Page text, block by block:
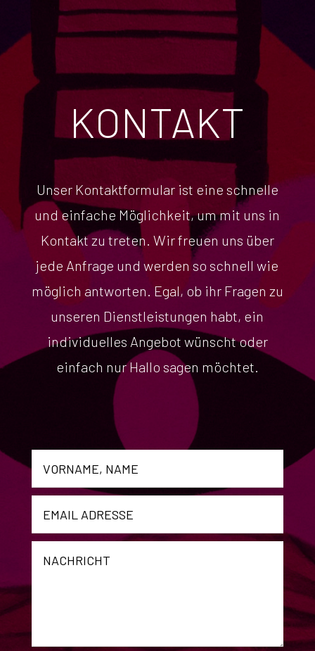
KONTAKT
Unser Kontaktformular ist eine schnelle
und einfache Möglichkeit, um mit uns in
Kontakt zu treten. Wir freuen uns über
jede Anfrage und werden so schnell wie
möglich antworten. Egal, ob ihr Fragen zu
unseren Dienstleistungen habt, ein
individuelles Angebot wünscht oder
einfach nur Hallo sagen möchtet.